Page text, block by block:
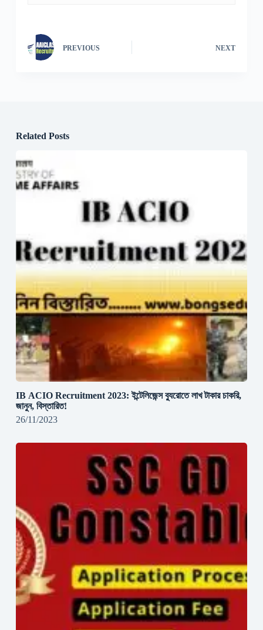
PREVIOUS NEXT
Related Posts
IB ACIO Recruitment 2023: ইন্টেলিজেন্স ব্যুরোতে লাখ টাকার চাকরি,
জানুন, বিস্তারিত!
26/11/2023